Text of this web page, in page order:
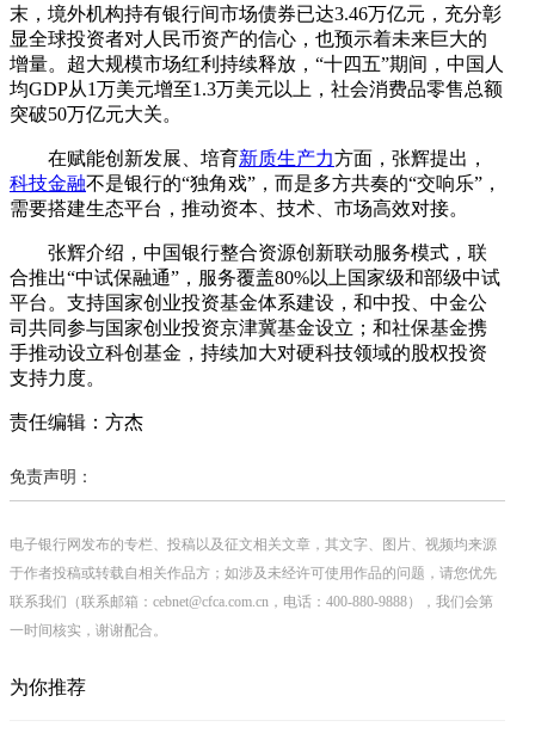
末，境外机构持有银行间市场债券已达3.46万亿元，充分彰
显全球投资者对人民币资产的信心，也预示着未来巨大的
增量。超大规模市场红利持续释放，“十四五”期间，中国人
均GDP从1万美元增至1.3万美元以上，社会消费品零售总额
突破50万亿元大关。
在赋能创新发展、培育新质生产力方面，张辉提出，
科技金融不是银行的“独角戏”，而是多方共奏的“交响乐”，
需要搭建生态平台，推动资本、技术、市场高效对接。
张辉介绍，中国银行整合资源创新联动服务模式，联
合推出“中试保融通”，服务覆盖80%以上国家级和部级中试
平台。支持国家创业投资基金体系建设，和中投、中金公
司共同参与国家创业投资京津冀基金设立；和社保基金携
手推动设立科创基金，持续加大对硬科技领域的股权投资
支持力度。
责任编辑：方杰
免责声明：
电子银行网发布的专栏、投稿以及征文相关文章，其文字、图片、视频均来源
于作者投稿或转载自相关作品方；如涉及未经许可使用作品的问题，请您优先
联系我们（联系邮箱：cebnet@cfca.com.cn，电话：400-880-9888），我们会第
一时间核实，谢谢配合。
为你推荐